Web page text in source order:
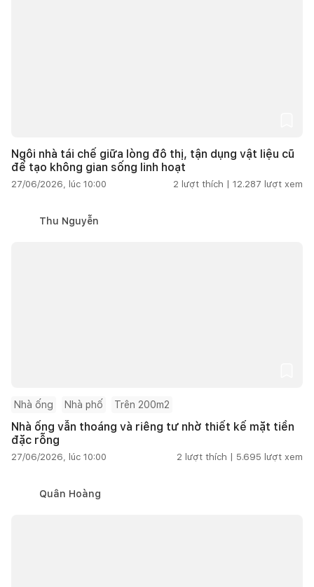
Ngôi nhà tái chế giữa lòng đô thị, tận dụng vật liệu cũ
để tạo không gian sống linh hoạt
27/06/2026, lúc 10:00 2 lượt thích | 12.287 lượt xem
Thu Nguyễn
Nhà ống Nhà phố Trên 200m2
Nhà ống vẫn thoáng và riêng tư nhờ thiết kế mặt tiền
đặc rỗng
27/06/2026, lúc 10:00 2 lượt thích | 5.695 lượt xem
Quân Hoàng